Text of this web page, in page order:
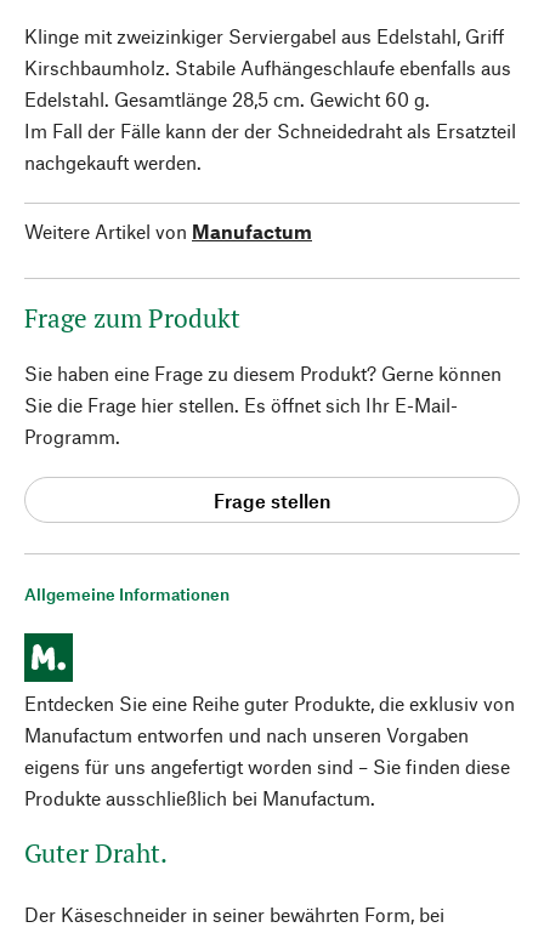
Allgemeine Informationen
Entdecken Sie eine Reihe guter Produkte, die exklusiv von
Manufactum entworfen und nach unseren Vorgaben
eigens für uns angefertigt worden sind – Sie finden diese
Produkte ausschließlich bei Manufactum.
Guter Draht.
Der Käseschneider in seiner bewährten Form, bei
Klinge mit zweizinkiger Serviergabel aus Edelstahl, Griff
Kirschbaumholz. Stabile Aufhängeschlaufe ebenfalls aus
Edelstahl. Gesamtlänge 28,5 cm. Gewicht 60 g.
Im Fall der Fälle kann der der Schneidedraht als Ersatzteil
nachgekauft werden.
Weitere Artikel von Manufactum
Frage zum Produkt
Sie haben eine Frage zu diesem Produkt? Gerne können
Sie die Frage hier stellen. Es öffnet sich Ihr E-Mail-
Programm.
Frage stellen